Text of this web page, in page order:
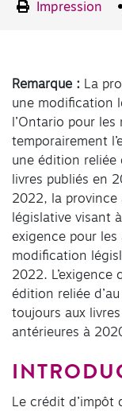
Impression
Remarque :
La
une modification
l’Ontario pour
temporairement
une édition reliée
livres publiés en
2022, la province
législative visant
exigence pour les
modification
2022. L’exigence
édition reliée
toujours aux
antérieures à
Le crédit